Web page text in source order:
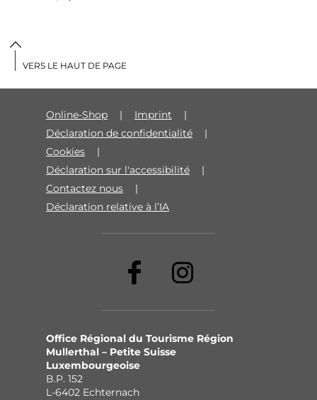
Online-Shop
Imprint
Déclaration de confidentialité
Cookies
Déclaration sur l'accessibilité
Contactez nous
Déclaration relative à l’IA
Office Régional du Tourisme Région
Mullerthal – Petite Suisse
Luxembourgeoise
B.P. 152
L-6402 Echternach
VERS LE HAUT DE PAGE